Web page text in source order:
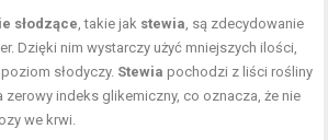
słodzące, takie jak stewia, są zdecydowanie
Dzięki nim wystarczy użyć mniejszych ilości,
słodyczy. Stewia pochodzi z liści rośliny
zerowy indeks glikemiczny, co oznacza, że nie
we krwi.